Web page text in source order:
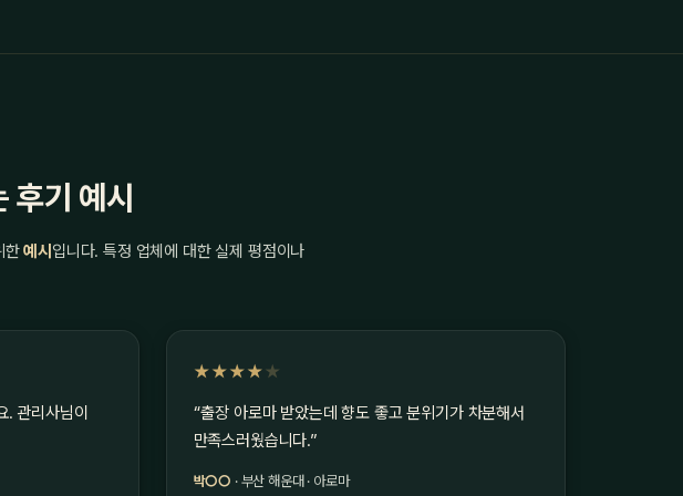
후기 예시
한예시 입니다. 특정 업체에 대한 실제 평점이나
. 관리사님이
★★★★ ★
“출장 아로마 받았는데 향도 좋고 분위기가 차분해서
만족스러웠습니다.”
박○○ · 부산 해운대 · 아로마